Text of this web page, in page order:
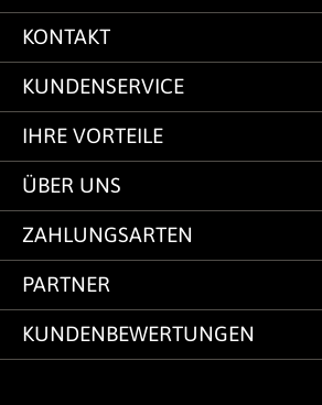
KONTAKT
KUNDENSERVICE
IHRE VORTEILE
ÜBER UNS
ZAHLUNGSARTEN
PARTNER
KUNDENBEWERTUNGEN